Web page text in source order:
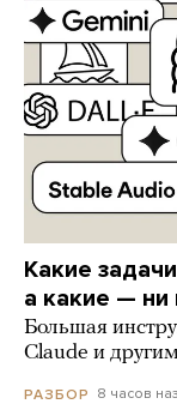
Какие
а какие — ни
Большая
Claude и
РАЗБОР 8 часов